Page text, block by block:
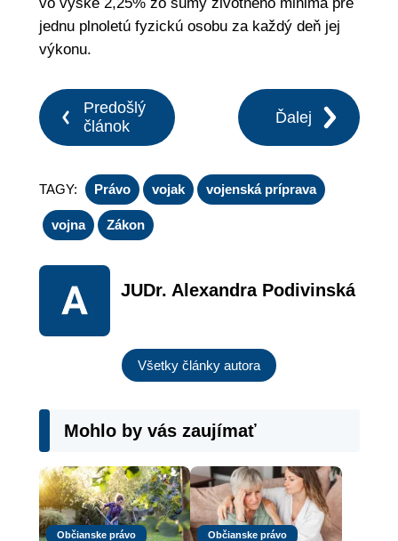
jednu plnoletú fyzickú osobu za každý deň jej
výkonu.
Predošlý
článok
Ďalej
TAGY: Právo vojak vojenská príprava
vojna Zákon
JUDr. Alexandra Podivinská
Všetky články autora
Mohlo by vás zaujímať
Občianske právo Občianske právo